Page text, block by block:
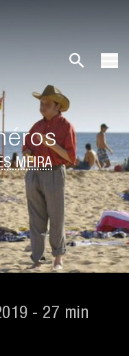
MEIRA
- 27 min